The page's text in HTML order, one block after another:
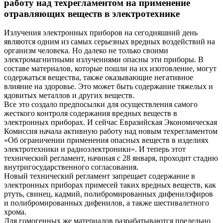
работу над техрегламентом на применение
отравляющих веществ в электротехнике
Излучения электронных приборов на сегодняшний день
являются одним из самых серьезных вредных воздействий на
организм человека. Но далеко не только своими
электромагнитными излучениями опасны эти приборы. В
составе материалов, которые пошли на их изотовление, могут
содержаться вещества, также оказывающие негативное
влияние на здоровье. Это может быть содержание тяжелых и
ядовитых металлов и других веществ.
Все это создало предпосылки для осуществления самого
жесткого контроля содержания вредных веществ в
электронных приборах. И сейчас Евразийская Экономическая
Комиссия начала активную работу над новым техрегламентом
«Об ограничении применения опасных веществ в изделиях
электротехники и радиоэлектроники». И теперь этот
технический регламент, начиная с 28 января, проходит стадию
внутригосударственного согласования.
Новый технический регламент запрещает содержание в
электронных приборах примесей таких вредных веществ, как
ртуть, свинец, кадмий, полибромированных дифенилэфиров
и полибромированных дифенилов, а также шестивалетного
хрома.
Для гомогенных же материалов разрабатываются предельно